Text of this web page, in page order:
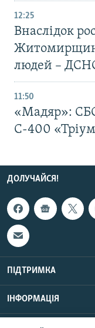
12:25
Внаслідок
людей –
11:50
«Мадяр»:
С-400
ДОЛУЧАЙСЯ!
ПІДТРИМКА
ІНФОРМАЦІЯ